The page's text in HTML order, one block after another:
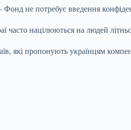
не потребує введення
часто націлюються на людей
які пропонують українцям